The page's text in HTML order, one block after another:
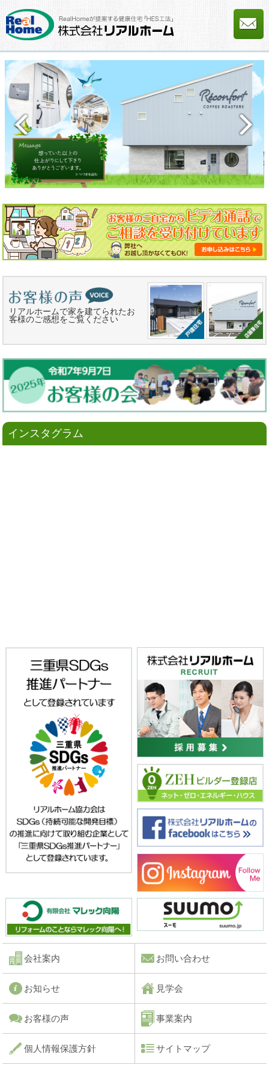
リアルホームで家を建てられたお
客様のご感想をご覧ください
インスタグラム
会社案内 お問い合わせ
お知らせ 見学会
お客様の声 事業案内
個人情報保護方針 サイトマップ